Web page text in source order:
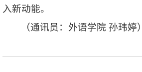
入新动能。
（通讯员：外语学院 孙玮婷）